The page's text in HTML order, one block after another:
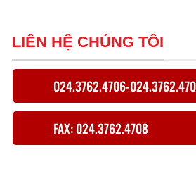
LIÊN HỆ CHÚNG TÔI
024.3762.4706-
FAX: 024.3762.4708